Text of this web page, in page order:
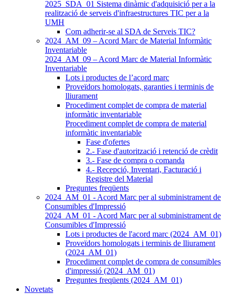
2025_SDA_01 Sistema dinàmic d'adquisició per a la
realització de serveis d'infraestructures TIC per a la
UMH
Com adherir-se al SDA de Serveis TIC?
2024_AM_09 – Acord Marc de Material Informàtic
Inventariable
2024_AM_09 – Acord Marc de Material Informàtic
Inventariable
Lots i productes de l’acord marc
Proveïdors homologats, garanties i terminis de
lliurament
Procediment complet de compra de material
informàtic inventariable
Procediment complet de compra de material
informàtic inventariable
Fase d'ofertes
2.- Fase d'autorització i retenció de crèdit
3.- Fase de compra o comanda
4.- Recepció, Inventari, Facturació i
Registre del Material
Preguntes freqüents
2024_AM_01 - Acord Marc per al subministrament de
Consumibles d'Impressió
2024_AM_01 - Acord Marc per al subministrament de
Consumibles d'Impressió
Lots i productes de l'acord marc (2024_AM_01)
Proveïdors homologats i terminis de lliurament
(2024_AM_01)
Procediment complet de compra de consumibles
d'impressió (2024_AM_01)
Preguntes freqüents (2024_AM_01)
Novetats